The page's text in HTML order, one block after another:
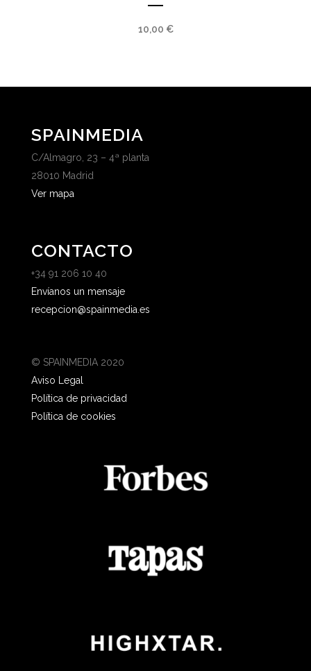
10,00 €
SPAINMEDIA
C/Almagro, 23 – 4ª planta
28010 Madrid
Ver mapa
CONTACTO
+34 91 206 10 40
Envíanos un mensaje
recepcion@spainmedia.es
© SPAINMEDIA 2020
Aviso Legal
Política de privacidad
Política de cookies